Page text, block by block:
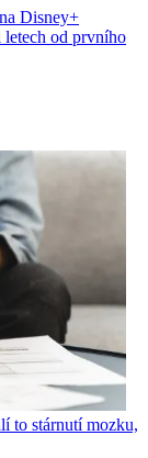
Disney+
letech od prvního
to stárnutí mozku,